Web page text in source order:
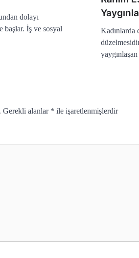
dolayı
başlar. İş ve sosyal
Kadınlarda
Gerekli alanlar * ile işaretlenmişlerdir